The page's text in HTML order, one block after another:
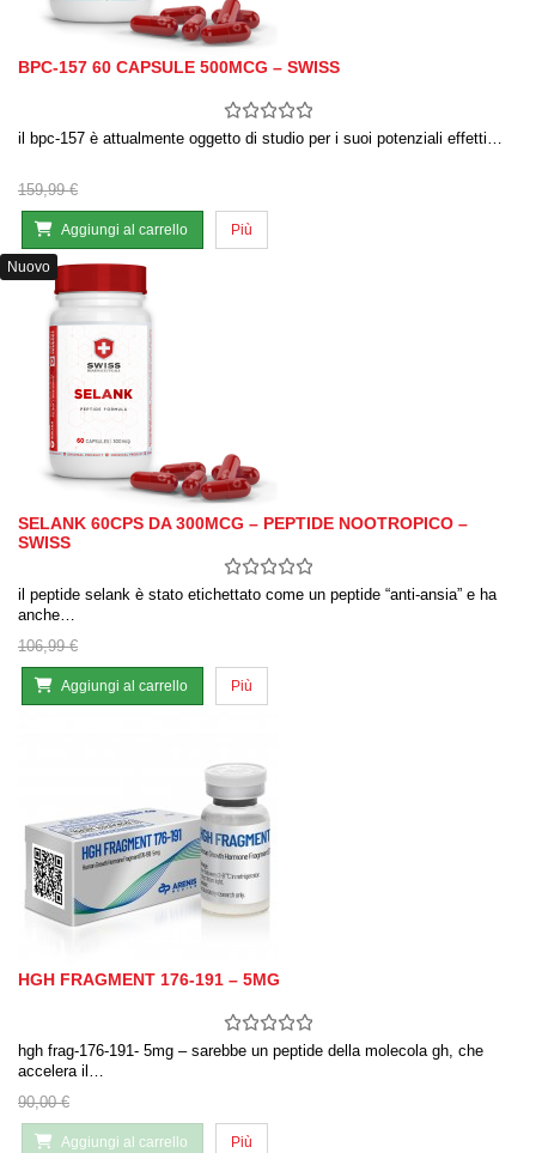
BPC-157 60 CAPSULE 500MCG – SWISS
il bpc-157 è attualmente oggetto di studio per i suoi potenziali effetti…
159,99 €
Aggiungi al carrello Più
Nuovo
SELANK 60CPS DA 300MCG – PEPTIDE NOOTROPICO –
SWISS
il peptide selank è stato etichettato come un peptide “anti-ansia” e ha
anche…
106,99 €
Aggiungi al carrello Più
HGH FRAGMENT 176-191 – 5MG
hgh frag-176-191- 5mg – sarebbe un peptide della molecola gh, che
accelera il…
90,00 €
Aggiungi al carrello Più